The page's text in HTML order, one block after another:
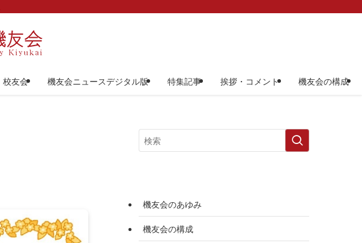
校友会 機友会ニュースデジタル版 特集記事 挨拶・コメント 機友会の構成
機友会のあゆみ
機友会の構成